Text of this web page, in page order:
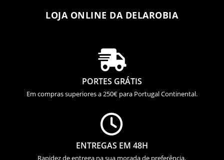
LOJA ONLINE DA DELAROBIA

PORTES GRÁTIS
Em compras superiores a 250€ para Portugal Continental.

ENTREGAS EM 48H
Rapidez de entrega na sua morada de preferência.